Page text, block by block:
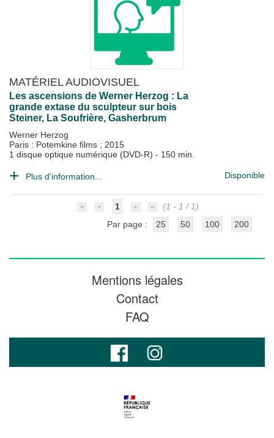
MATÉRIEL AUDIOVISUEL
Les ascensions de Werner Herzog : La
grande extase du sculpteur sur bois
Steiner, La Soufrière, Gasherbrum
Werner Herzog
Paris : Potemkine films ; 2015
1 disque optique numérique (DVD-R) - 150 min.
Plus d'information... Disponible
1
(1 - 1 / 1)
Par page :
25 50 100 200
Mentions légales
Contact
FAQ